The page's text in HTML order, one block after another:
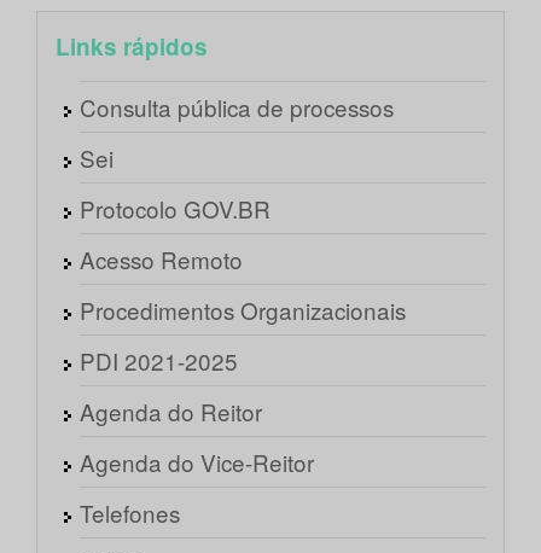
Links rápidos
Consulta pública de processos
Sei
Protocolo GOV.BR
Acesso Remoto
Procedimentos Organizacionais
PDI 2021-2025
Agenda do Reitor
Agenda do Vice-Reitor
Telefones